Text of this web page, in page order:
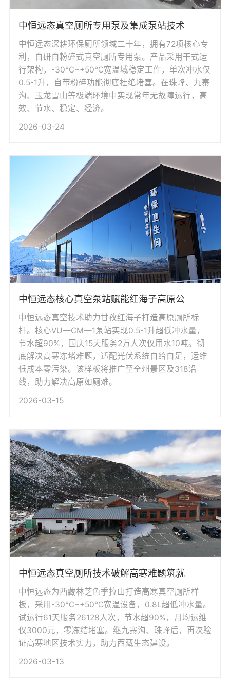
中恒远态真空厕所专用泵及集成泵站技术
中恒远态深耕环保厕所领域二十年，拥有72项核心专
利，自研自粉碎式真空厕所专用泵。产品采用干式运
行架构，-30℃~+50℃宽温域稳定工作，单次冲水仅
0.5-1升，自带粉碎功能彻底杜绝堵塞。在珠峰、九寨
沟、玉龙雪山等极端环境中实现常年无故障运行，高
效、节水、稳定、经济。
2026-03-24
中恒远态核心真空泵站赋能红海子高原公
中恒远态真空技术助力甘孜红海子打造高原厕所标
杆。核心VU—CM—1泵站实现0.5-1升超低冲水量，
节水超90%，国庆15天服务2万人次仅用水10吨。彻
底解决高寒冻堵难题，适配光伏系统自给自足，运维
低成本零污染。该样板将推广至全州景区及318沿
线，助力解决高原如厕难。
2026-03-15
中恒远态真空厕所技术破解高寒难题筑就
中恒远态为西藏林芝色季拉山打造高寒真空厕所样
板，采用-30℃~+50℃宽温设备，0.8L超低冲水量。
试运行61天服务26128人次，节水超90%，月均运维
仅3000元，零冻结堵塞。继九寨沟、珠峰后，再次验
证高寒地区技术实力，助力西藏生态建设。
2026-03-13